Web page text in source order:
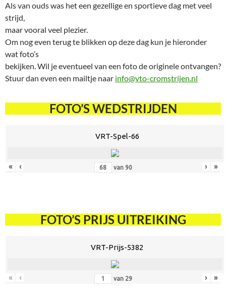
Als van ouds was het een gezellige en sportieve dag met veel
strijd,
maar vooral veel plezier.
Om nog even terug te blikken op deze dag kun je hieronder
wat foto’s
bekijken. Wil je eventueel van een foto de originele ontvangen?
Stuur dan even een mailtje naar info@vto-cromstrijen.nl
FOTO’S WEDSTRIJDEN
VRT-Spel-66
« ‹ van 90 › »
FOTO’S PRIJS UITREIKING
VRT-Prijs-5382
« ‹ van 29 › »